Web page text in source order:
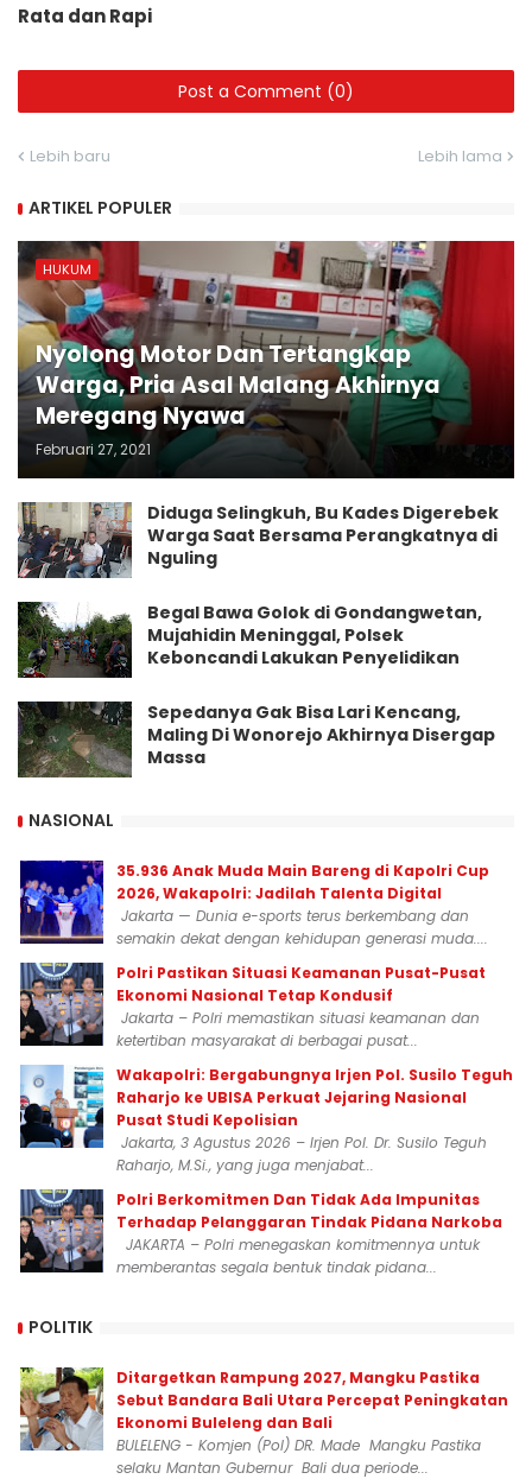
Rata dan Rapi
Post a Comment (0)
Lebih baru Lebih lama
ARTIKEL POPULER
HUKUM
Nyolong Motor Dan Tertangkap
Warga, Pria Asal Malang Akhirnya
Meregang Nyawa
Februari 27, 2021
Diduga Selingkuh, Bu Kades Digerebek
Warga Saat Bersama Perangkatnya di
Nguling
Begal Bawa Golok di Gondangwetan,
Mujahidin Meninggal, Polsek
Keboncandi Lakukan Penyelidikan
Sepedanya Gak Bisa Lari Kencang,
Maling Di Wonorejo Akhirnya Disergap
Massa
NASIONAL
35.936 Anak Muda Main Bareng di Kapolri Cup
2026, Wakapolri: Jadilah Talenta Digital
Jakarta — Dunia e-sports terus berkembang dan
semakin dekat dengan kehidupan generasi muda....
Polri Pastikan Situasi Keamanan Pusat-Pusat
Ekonomi Nasional Tetap Kondusif
Jakarta – Polri memastikan situasi keamanan dan
ketertiban masyarakat di berbagai pusat...
Wakapolri: Bergabungnya Irjen Pol. Susilo Teguh
Raharjo ke UBISA Perkuat Jejaring Nasional
Pusat Studi Kepolisian
Jakarta, 3 Agustus 2026 – Irjen Pol. Dr. Susilo Teguh
Raharjo, M.Si., yang juga menjabat...
Polri Berkomitmen Dan Tidak Ada Impunitas
Terhadap Pelanggaran Tindak Pidana Narkoba
JAKARTA – Polri menegaskan komitmennya untuk
memberantas segala bentuk tindak pidana...
POLITIK
Ditargetkan Rampung 2027, Mangku Pastika
Sebut Bandara Bali Utara Percepat Peningkatan
Ekonomi Buleleng dan Bali
BULELENG - Komjen (Pol) DR. Made Mangku Pastika
selaku Mantan Gubernur Bali dua periode...